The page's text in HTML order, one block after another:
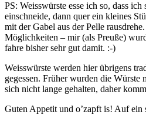
PS: Weisswürste esse ich so, dass
einschneide, dann quer ein kleines
mit der Gabel aus der Pelle
Möglichkeiten – mir (als Preuße)
fahre bisher sehr gut damit. :-)
Weisswürste werden hier übrigens
gegessen. Früher wurden die Würste
sich nicht lange gehalten, daher
Guten Appetit und o’zapft is! Auf ein